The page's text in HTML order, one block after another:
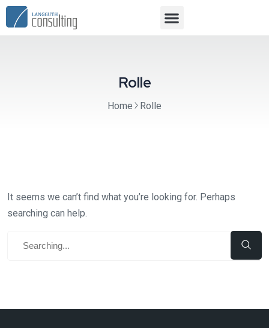
Rolle
Home Rolle
It seems we can’t find what you’re looking for. Perhaps
searching can help.